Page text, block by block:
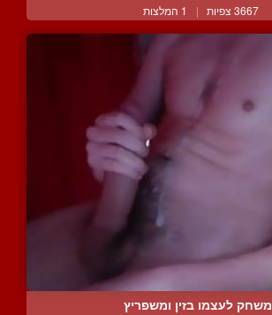
3667 צפיות | 1 המלצות
משחק לעצמו בזין ומשפריץ